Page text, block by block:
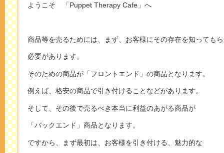
ようこそ 「Puppet Therapy Cafe」へ
商品等を売るためには、まず、お客様にその存在を知っても
必要があります。
そのための商品が「フロントエンド」の商品となります。
例えば、格安の商品で引き付けることなどがあります。
そして、その後で売るべき本当に利益のあがる商品が
「バックエンド」商品となります。
ですから、まず最初は、お客様を引き付ける、魅力的な